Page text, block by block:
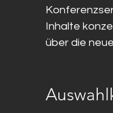
Inhalte
über die